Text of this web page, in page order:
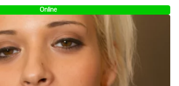
Online